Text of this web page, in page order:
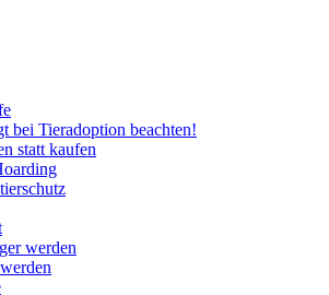
bei Tieradoption beachten!
statt kaufen
werden